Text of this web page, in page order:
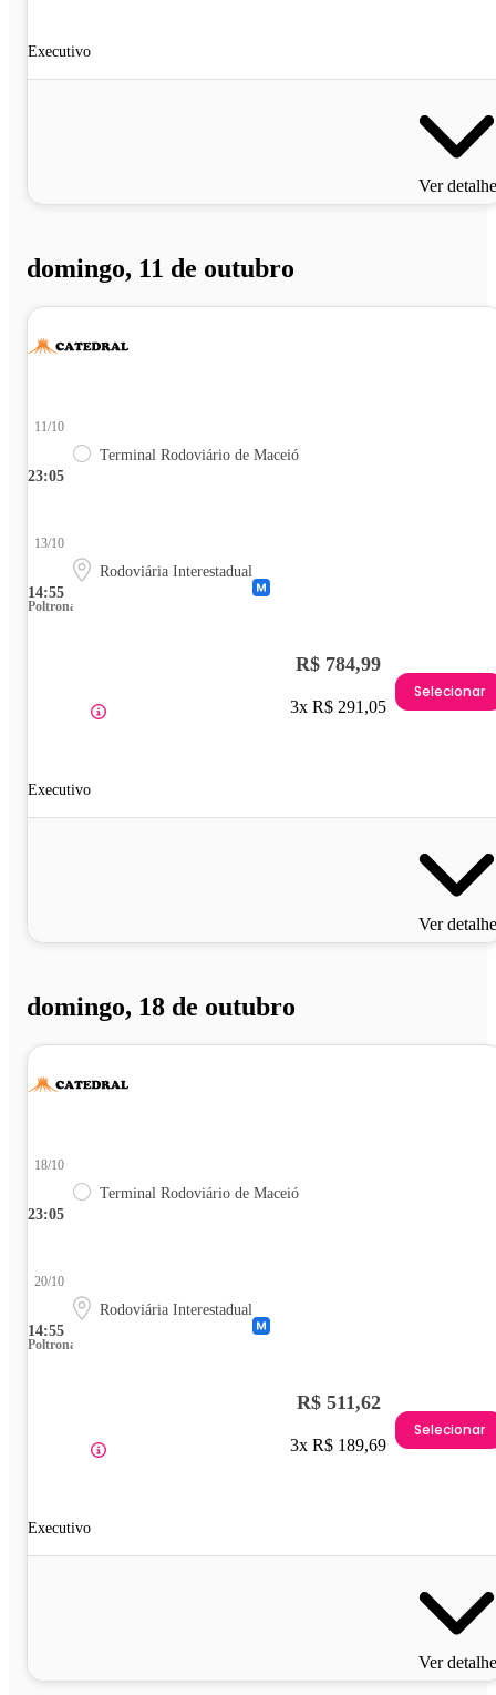
Executivo
Ver
domingo, 11 de outubro
23:05
11/10
Terminal Rodoviário de Maceió
14:55
13/10
Rodoviária Interestadual
Poltrona
Executivo
R$ 784,99
3x R$ 291,05
Selecionar
Ver
domingo, 18 de outubro
23:05
18/10
Terminal Rodoviário de Maceió
14:55
20/10
Rodoviária Interestadual
Poltrona
Executivo
R$ 511,62
3x R$ 189,69
Selecionar
Ver